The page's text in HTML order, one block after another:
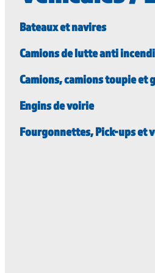
Bateaux et navires
Camions de lutte anti
Camions, camions toupie et
Engins de voirie
Fourgonnettes, Pick-ups et